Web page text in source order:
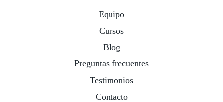
Equipo
Cursos
Blog
Preguntas frecuentes
Testimonios
Contacto